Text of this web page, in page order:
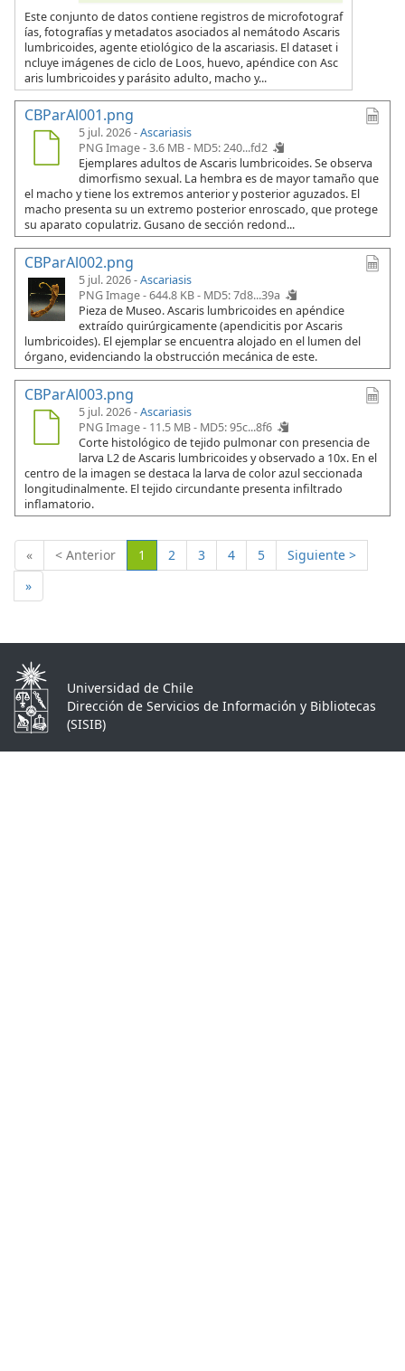
Este conjunto de datos contiene registros de microfotograf
ías, fotografías y metadatos asociados al nemátodo Ascaris
lumbricoides, agente etiológico de la ascariasis. El dataset i
ncluye imágenes de ciclo de Loos, huevo, apéndice con Asc
aris lumbricoides y parásito adulto, macho y...
CBParAl001.png
5 jul. 2026 -Ascariasis
PNG Image - 3.6 MB - MD5: 240...fd2
Ejemplares adultos de Ascaris lumbricoides. Se observa
dimorfismo sexual. La hembra es de mayor tamaño que
el macho y tiene los extremos anterior y posterior aguzados. El
macho presenta su un extremo posterior enroscado, que protege
su aparato copulatriz. Gusano de sección redond...
CBParAl002.png
5 jul. 2026 -Ascariasis
PNG Image - 644.8 KB - MD5: 7d8...39a
Pieza de Museo. Ascaris lumbricoides en apéndice
extraído quirúrgicamente (apendicitis por Ascaris
lumbricoides). El ejemplar se encuentra alojado en el lumen del
órgano, evidenciando la obstrucción mecánica de este.
CBParAl003.png
5 jul. 2026 -Ascariasis
PNG Image - 11.5 MB - MD5: 95c...8f6
Corte histológico de tejido pulmonar con presencia de
larva L2 de Ascaris lumbricoides y observado a 10x. En el
centro de la imagen se destaca la larva de color azul seccionada
longitudinalmente. El tejido circundante presenta infiltrado
inflamatorio.
« < Anterior 1 (Actual)
2 3 4 5
Siguiente >
»
Universidad de Chile
Dirección de Servicios de Información y Bibliotecas
(SISIB)